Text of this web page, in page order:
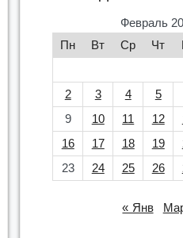
Февраль
Пн
Вт Ср Чт
2
3 4 5
9
10 11 12
16
17 18 19
23
24 25 26
« Янв